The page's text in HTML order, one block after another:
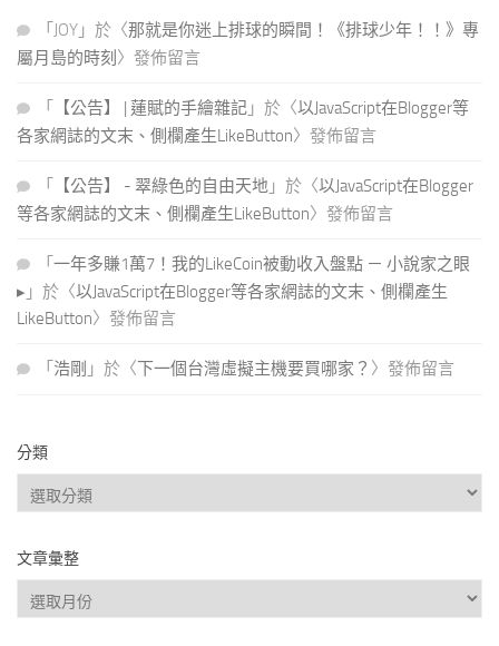
「 JOY 」於〈那就是你迷上排球的瞬間！《排球少年！！》專
屬月島的時刻 〉發佈留言
「 【公告】 | 蓮賦的手繪雜記 」於〈以JavaScript在Blogger等
各家網誌的文末、側欄產生LikeButton〉發佈留言
「 【公告】 - 翠綠色的自由天地 」於〈以JavaScript在Blogger
等各家網誌的文末、側欄產生LikeButton〉發佈留言
「 一年多賺1萬7！我的LikeCoin被動收入盤點 － 小說家之眼
▸ 」於〈以JavaScript在Blogger等各家網誌的文末、側欄產生
LikeButton〉發佈留言
「 浩剛 」於〈下一個台灣虛擬主機要買哪家？ 〉發佈留言
分類
分
類
文章彙整
文
章